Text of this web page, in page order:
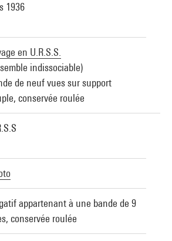
1936
en U.R.S.S.
indissociable)
de neuf vues sur support
conservée roulée
appartenant à une bande de 9
conservée roulée